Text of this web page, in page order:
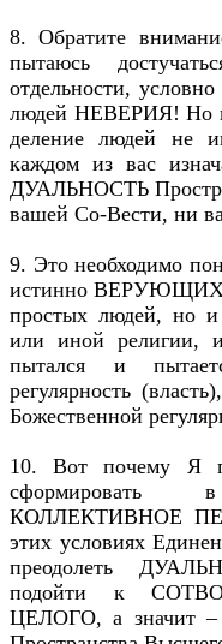
8. Обратите
пытаюсь
отдельности,
людей НЕВЕРИЯ! Но
деление людей не
каждом из вас
ДУАЛЬНОСТЬ
вашей Со-Вести, ни
9. Это необходимо
истинно ВЕРУЮЩИХ,
простых людей, но
или иной религии,
пытался и
регулярность
Божественной
10. Вот почему Я
сформировать
КОЛЛЕКТИВНОЕ
этих условиях
преодолеть
подойти к
ЦЕЛОГО, а значит